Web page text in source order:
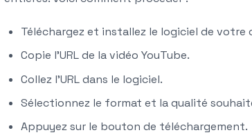
Téléchargez et installez le logiciel de votre
Copie l’URL de la vidéo YouTube.
Collez l’URL dans le logiciel.
Sélectionnez le format et la qualité
Appuyez sur le bouton de téléchargement.